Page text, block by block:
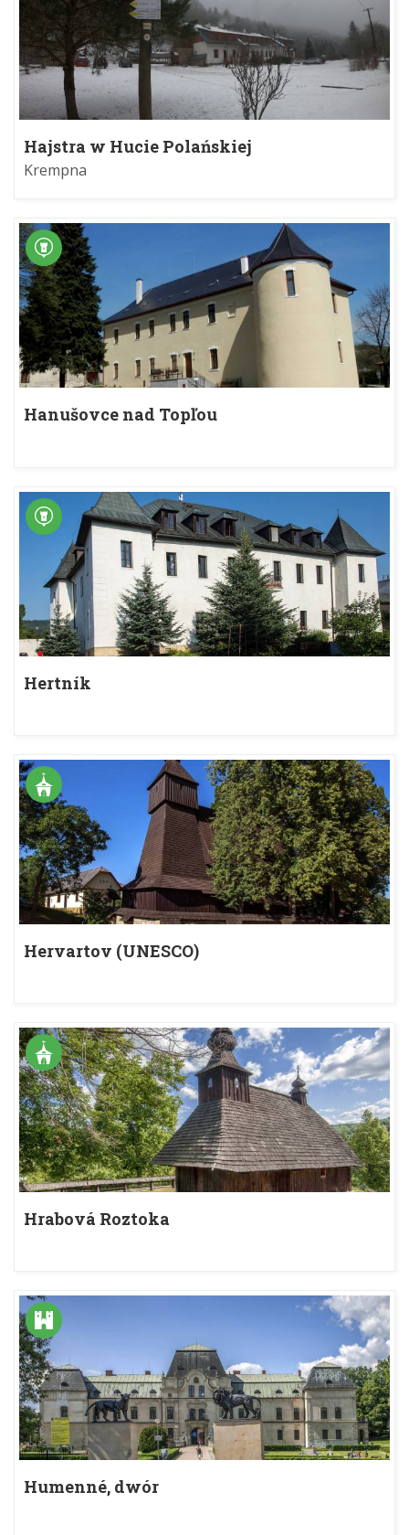
Hajstra w Hucie Polańskiej
Krempna
Hanušovce nad Topľou
Hertník
Hervartov (UNESCO)
Hrabová Roztoka
Humenné, dwór